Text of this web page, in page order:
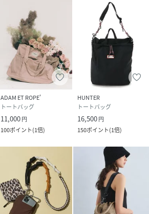
ADAM ET ROPE'
トートバッグ
11,000円
100ポイント(1倍)
HUNTER
トートバッグ
16,500円
150ポイント(1倍)